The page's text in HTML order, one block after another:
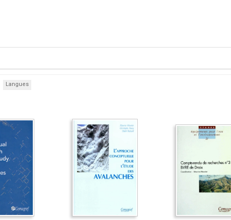
Langues